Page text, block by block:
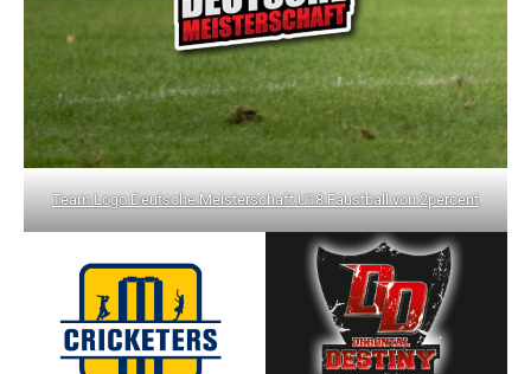
Team Logo Deutsche Meisterschaft U18 Faustball von 2percent